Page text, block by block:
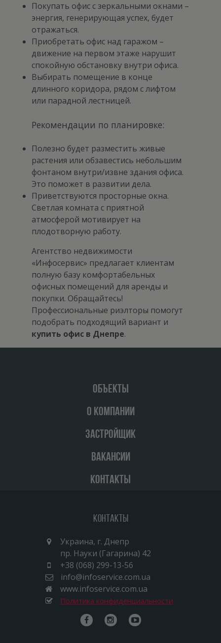
Покупать офис с зеркальными окнами –
энергия, генерирующая успех, будет
отражаться.
Приобретать офис над гаражом –
движение на первом этаже нарушит
спокойную обстановку внутри офиса.
Выбирать помещение в конце
длинного коридора, рядом с лифтом
или парадной лестницей.
Рекомендации по планировке:
Полезно будет разместить живые
растения или обзавестись небольшим
фонтаном внутри/извне здания офиса.
Это поможет в развитии дела.
Приветствуются просторные окна.
Светлая комната с приятной
атмосферой мотивирует на
плодотворную работу.
Агентство недвижимости
«Инфосервис» предлагает клиентам
полную базу комфортабельных
офисных помещений для аренды и
покупки. Обращайтесь!
Профессиональные риэлторы помогут
подобрать подходящий вариант и
купить офис в Днепре.
ОБЪЕКТЫ
О КОМПАНИИ
ЗАСТРОЙЩИК
ВАКАНСИИ
КОНТАКТЫ
Контакты
Украина, г. Днепр
пр. Науки (Гагарина) 42
+38 (068) 299-13-56
info@infoservice.com.ua
www.infoservice.com.ua
Политика конфиденциальности